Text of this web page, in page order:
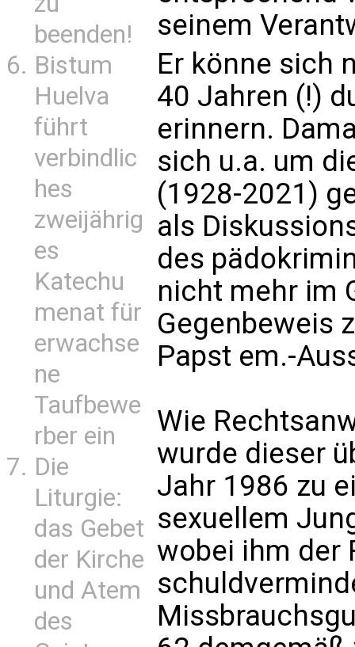
beenden!
Bistum
Huelva
führt
verbindlic
hes
zweijährig
es
Katechu
menat für
erwachse
ne
Taufbewe
rber ein
Die
Liturgie:
das Gebet
der Kirche
und Atem
des
seinem
Er könne sich
40 Jahren (!)
erinnern.
sich u.a. um
(1928-2021)
als
des
nicht mehr im
Gegenbeweis
Papst em.-
Wie
wurde dieser
Jahr 1986 zu
sexuellem
wobei ihm der